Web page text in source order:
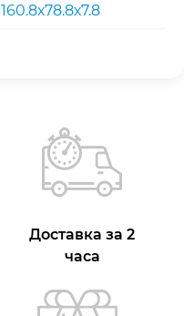
160.8х78.8х7.8
Доставка за 2
часа